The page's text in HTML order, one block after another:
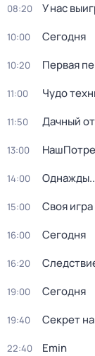
08:20 У нас
10:00 Сегодня
10:20 Первая
11:00 Чудо
11:50 Дачный
13:00
14:00
15:00 Своя игра
16:00 Сегодня
16:20
19:00 Сегодня
19:40 Секрет
22:40 Emin